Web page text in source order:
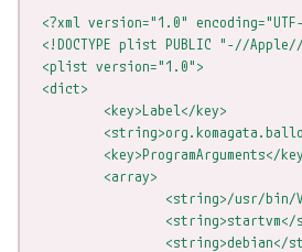
<?xml version="1.0"
<!DOCTYPE plist PUBLIC "-//
<plist version="1.0">
<dict>
        <key>Label</key>
<key>ProgramArguments</
        <array>
<string>/usr/bin/
<string>startvm</
<string>debian</